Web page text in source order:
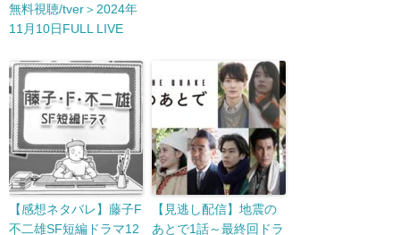
無料視聴/tver＞2024年
11月10日FULL LIVE
【感想ネタバレ】藤子F
不二雄SF短編ドラマ12
【見逃し配信】地震の
あとで1話～最終回ドラ